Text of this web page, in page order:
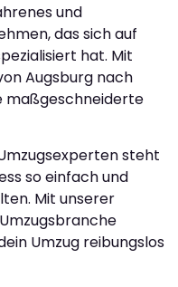
und
das sich auf
hat. Mit
Augsburg nach
maßgeschneiderte
steht
so einfach und
Mit unserer
Umzug reibungslos